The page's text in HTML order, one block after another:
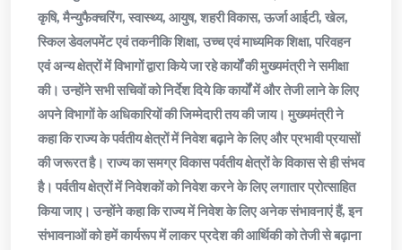
कृषि, मैन्युफैक्चरिंग, स्वास्थ्य, आयुष, शहरी विकास, ऊर्जा आईटी, खेल,
स्किल डेवलपमेंट एवं तकनीकि शिक्षा, उच्च एवं माध्यमिक शिक्षा, परिवहन
एवं अन्य क्षेत्रों में विभागों द्वारा किये जा रहे कार्यों की मुख्यमंत्री ने समीक्षा
की। उन्होंने सभी सचिवों को निर्देश दिये कि कार्यों में और तेजी लाने के लिए
अपने विभागों के अधिकारियों की जिम्मेदारी तय की जाय। मुख्यमंत्री ने
कहा कि राज्य के पर्वतीय क्षेत्रों में निवेश बढ़ाने के लिए और प्रभावी प्रयासों
की जरूरत है। राज्य का समग्र विकास पर्वतीय क्षेत्रों के विकास से ही संभव
है। पर्वतीय क्षेत्रों में निवेशकों को निवेश करने के लिए लगातार प्रोत्साहित
किया जाए। उन्होंने कहा कि राज्य में निवेश के लिए अनेक संभावनाएं हैं, इन
संभावनाओं को हमें कार्यरूप में लाकर प्रदेश की आर्थिकी को तेजी से बढ़ाना